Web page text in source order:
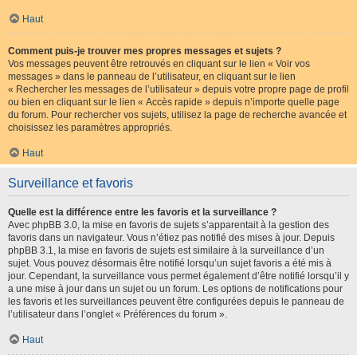
Haut
Comment puis-je trouver mes propres messages et sujets ?
Vos messages peuvent être retrouvés en cliquant sur le lien « Voir vos
messages » dans le panneau de l’utilisateur, en cliquant sur le lien
« Rechercher les messages de l’utilisateur » depuis votre propre page de profil
ou bien en cliquant sur le lien « Accès rapide » depuis n’importe quelle page
du forum. Pour rechercher vos sujets, utilisez la page de recherche avancée et
choisissez les paramètres appropriés.
Haut
Surveillance et favoris
Quelle est la différence entre les favoris et la surveillance ?
Avec phpBB 3.0, la mise en favoris de sujets s’apparentait à la gestion des
favoris dans un navigateur. Vous n’étiez pas notifié des mises à jour. Depuis
phpBB 3.1, la mise en favoris de sujets est similaire à la surveillance d’un
sujet. Vous pouvez désormais être notifié lorsqu’un sujet favoris a été mis à
jour. Cependant, la surveillance vous permet également d’être notifié lorsqu’il y
a une mise à jour dans un sujet ou un forum. Les options de notifications pour
les favoris et les surveillances peuvent être configurées depuis le panneau de
l’utilisateur dans l’onglet « Préférences du forum ».
Haut